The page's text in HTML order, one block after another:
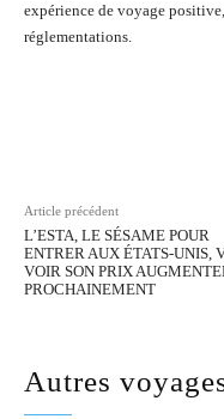
expérience de voyage
réglementations.
Article précédent
L’ESTA, LE SÉSAME POUR
ENTRER AUX ÉTATS-UNIS,
VOIR SON PRIX
PROCHAINEMENT
Autres